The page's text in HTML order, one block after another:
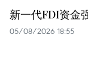
新一代FDI资金
05/08/2026 18:55